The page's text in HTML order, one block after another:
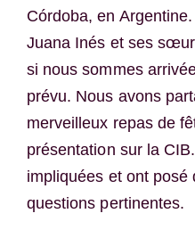
Córdoba, en
Juana Inés et ses
si nous sommes
prévu. Nous avons
merveilleux repas de
présentation sur la
impliquées et ont posé
questions pertinentes.